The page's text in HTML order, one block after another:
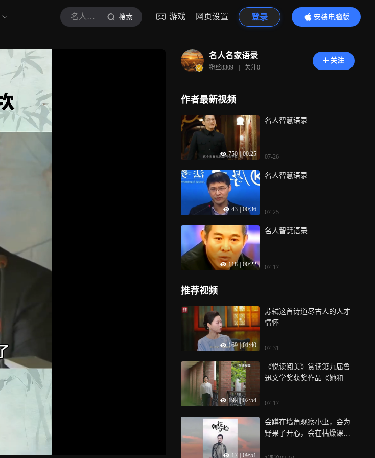
名人名家语录 搜索 游戏 网页设置 登录
安装电脑版
内容更精彩
名人名家语录
粉丝8309 | 关注0
关注
作者最新视频
750 | 00:25
名人智慧语录
07-26
43 00:36
名人智慧语录
07-25
118 00:22
名人智慧语录
07-17
推荐视频
169 | 01:40
苏轼这首诗道尽古人的人才
情怀
07-31
192 | 02:54
《悦读阅美》赏读第九届鲁
迅文学奖获奖作品《她和她
07-17
17 09:51
会蹲在墙角观察小虫，会为
野果子开心，会在枯燥课堂
然、肆意玩耍的百草园，一